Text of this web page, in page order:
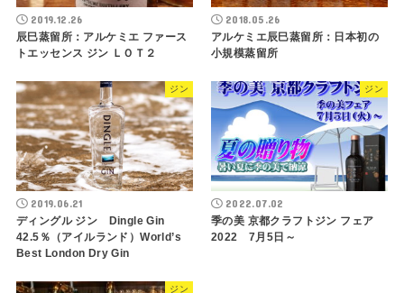
2019.12.26
辰巳蒸留所：アルケミエ ファース
トエッセンス ジン ＬＯＴ２
2018.05.26
アルケミエ辰巳蒸留所：日本初の
小規模蒸留所
ジン
2019.06.21
ディングル ジン Dingle Gin
42.5％（アイルランド）World’s
Best London Dry Gin
ジン
2022.07.02
季の美 京都クラフトジン フェア
2022 7月5日～
ジン